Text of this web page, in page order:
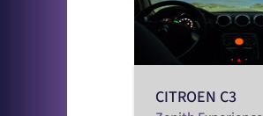
CITROEN C3